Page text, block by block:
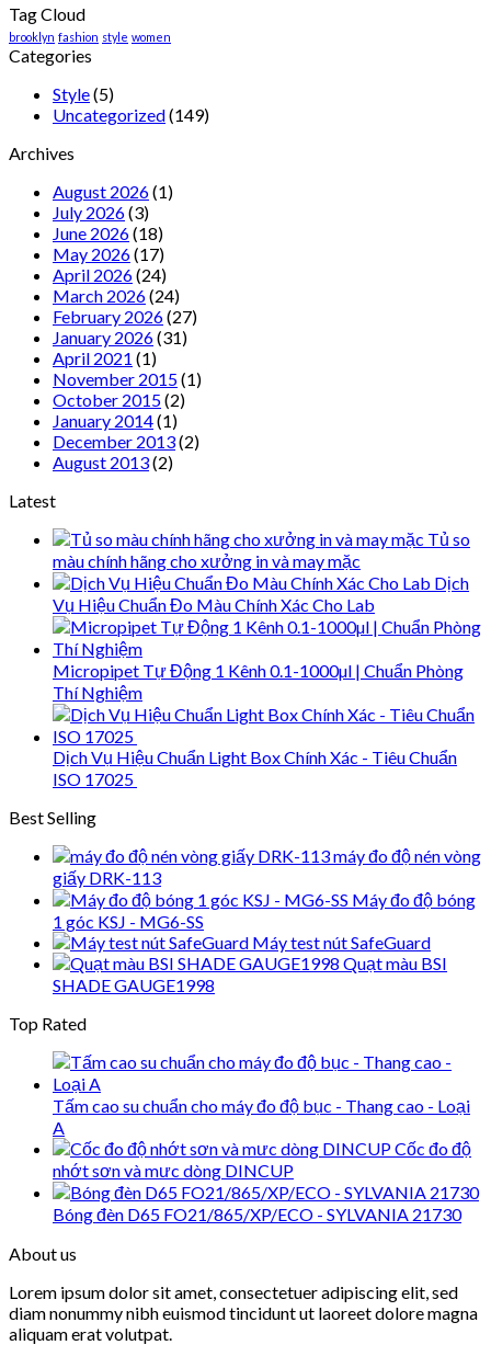
Tag Cloud
brooklyn fashion style women
Categories
Style(5)
Uncategorized(149)
Archives
August 2026(1)
July 2026(3)
June 2026(18)
May 2026(17)
April 2026(24)
March 2026(24)
February 2026(27)
January 2026(31)
April 2021 (1)
November 2015(1)
October 2015(2)
January 2014(1)
December 2013(2)
August 2013(2)
Latest
Tủ so
màu chính hãng cho xưởng in và may mặc
Dịch
Vụ Hiệu Chuẩn Đo Màu Chính Xác Cho Lab
Micropipet Tự Động 1 Kênh 0.1-1000µl | Chuẩn Phòng
Thí Nghiệm
Dịch Vụ Hiệu Chuẩn Light Box Chính Xác - Tiêu Chuẩn
ISO 17025
Best Selling
máy đo độ nén vòng
giấy DRK-113
Máy đo độ bóng
1 góc KSJ - MG6-SS
Máy test nút SafeGuard
Quạt màu BSI
SHADE GAUGE1998
Top Rated
Tấm cao su chuẩn cho máy đo độ bục - Thang cao - Loại
A
Cốc đo độ
nhớt sơn và mưc dòng DINCUP
Bóng đèn D65 FO21/865/XP/ECO - SYLVANIA 21730
About us
Lorem ipsum dolor sit amet, consectetuer adipiscing elit, sed
diam nonummy nibh euismod tincidunt ut laoreet dolore magna
aliquam erat volutpat.